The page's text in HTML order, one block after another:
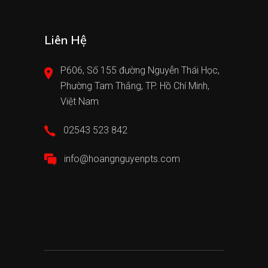
Liên Hệ
P606, Số 155 đường Nguyễn Thái Học,
Phường Tam Thắng, TP. Hồ Chí Minh,
Việt Nam
02543 523 842
info@hoangnguyenpts.com